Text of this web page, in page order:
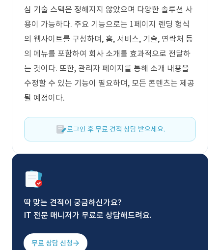
심 기술 스택은 정해지지 않았으며 다양한 솔루션 사
용이 가능하다. 주요 기능으로는 1페이지 렌딩 형식
의 웹사이트를 구성하며, 홈, 서비스, 기술, 연락처 등
의 메뉴를 포함하여 회사 소개를 효과적으로 전달하
는 것이다. 또한, 관리자 페이지를 통해 소개 내용을
수정할 수 있는 기능이 필요하며, 모든 콘텐츠는 제공
될 예정이다.
로그인 후 무료 견적 상담 받으세요.
딱 맞는 견적이 궁금하신가요?
IT 전문 매니저가 무료로 상담해드려요.
무료 상담 신청